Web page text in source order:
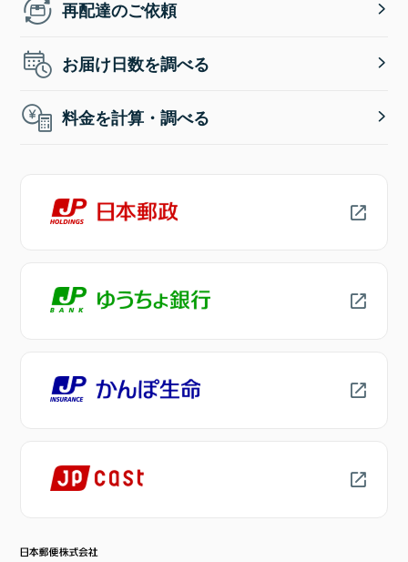
再配達のご依頼
お届け日数を調べる
料金を計算・調べる